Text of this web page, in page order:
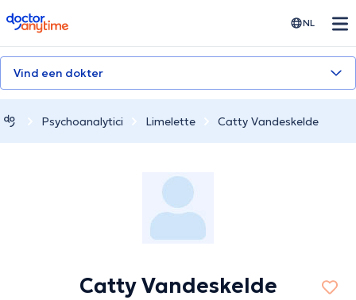
doctoranytime NL
Vind een dokter
Psychoanalytici Limelette Catty Vandeskelde
Catty Vandeskelde